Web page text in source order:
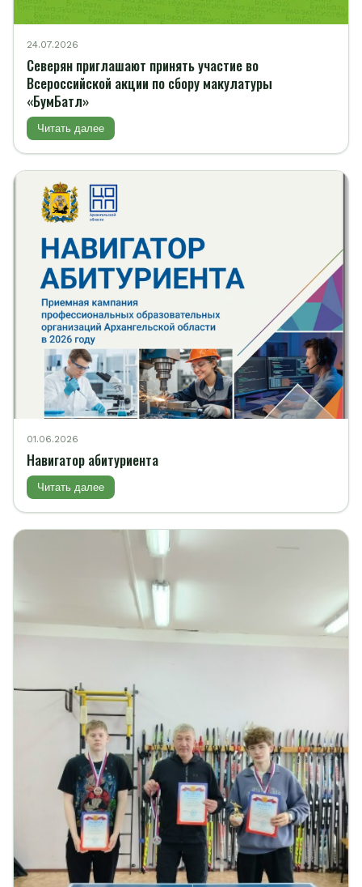
24.07.2026
Северян приглашают принять участие во
Всероссийской акции по сбору макулатуры
«БумБатл»
Читать далее
01.06.2026
Навигатор абитуриента
Читать далее